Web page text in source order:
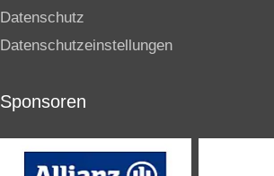
Datenschutz
Datenschutzeinstellungen
Sponsoren